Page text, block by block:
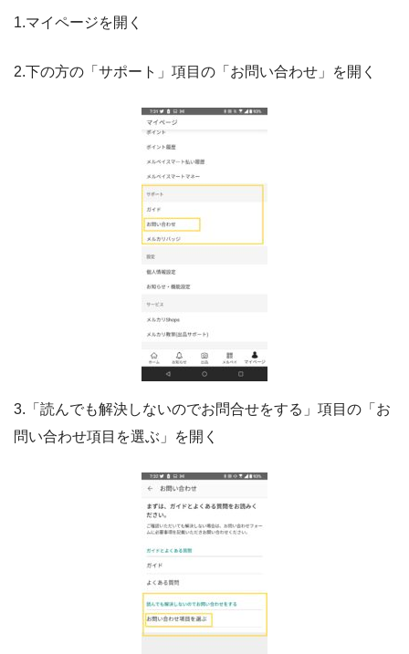
1.マイページを開く
2.下の方の「サポート」項目の「お問い合わせ」を開く
3.「読んでも解決しないのでお問合せをする」項目の「お
問い合わせ項目を選ぶ」を開く